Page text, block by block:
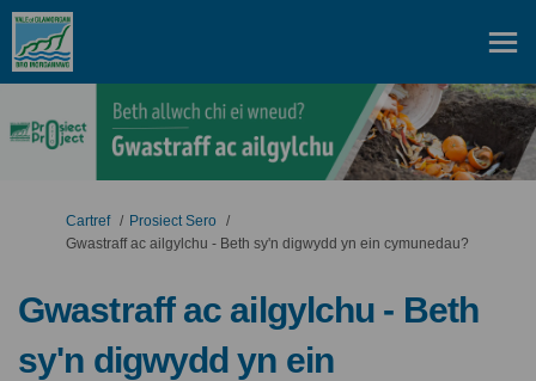
Rydych yma:
Cartref
Prosiect Sero
Gwastraff ac ailgylchu - Beth sy'n digwydd yn ein cymunedau?
Gwastraff ac ailgylchu - Beth
sy'n digwydd yn ein